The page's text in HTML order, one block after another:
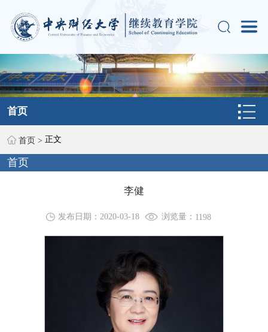
首页
首页 > 正文
首页
李健
发布日期：2020-03-18 浏览量： 1198